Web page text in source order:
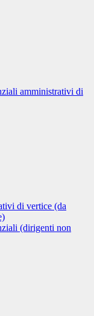
amministrativi di
di vertice (da
(dirigenti non